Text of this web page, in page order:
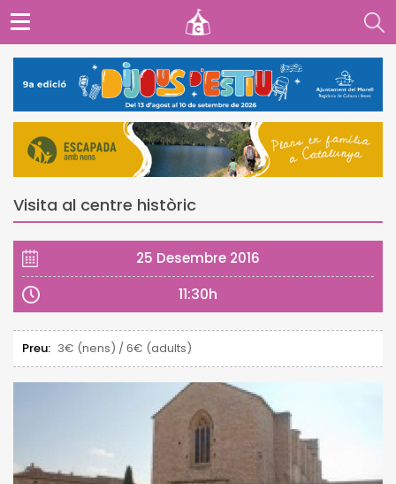
Visita al centre històric
25 Desembre 2016
11:30h
Preu: 3€ (nens) / 6€ (adults)